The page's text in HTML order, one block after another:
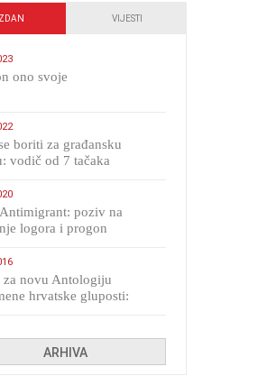
VIJESTI
ono svoje
boriti za građansku
vodič od 7 tačaka
poziv na
logora i progon
za novu Antologiju
hrvatske gluposti:
ARHIVA